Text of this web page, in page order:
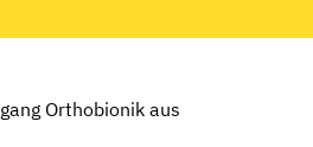
Orthobionik aus